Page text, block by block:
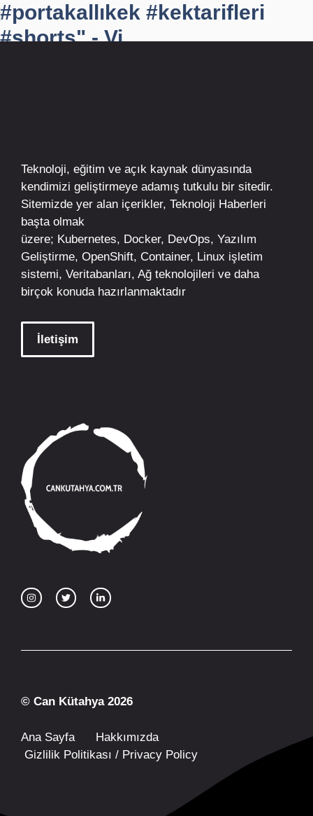
#portakallıkek #kektarifleri
#shorts" - Vi...
Teknoloji, eğitim ve açık kaynak dünyasında
kendimizi geliştirmeye adamış tutkulu bir sitedir.
Sitemizde yer alan içerikler, Teknoloji Haberleri
başta olmak
üzere; Kubernetes, Docker, DevOps, Yazılım
Geliştirme, OpenShift, Container, Linux işletim
sistemi, Veritabanları, Ağ teknolojileri ve daha
birçok konuda hazırlanmaktadır
İletişim
© Can Kütahya 2026
Ana Sayfa
Hakkımızda
Gizlilik Politikası / Privacy Policy